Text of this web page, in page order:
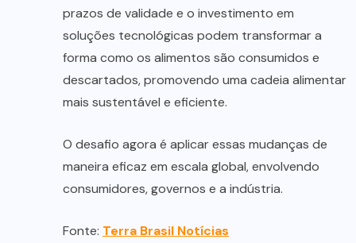
prazos de validade e o investimento em
soluções tecnológicas podem transformar a
forma como os alimentos são consumidos e
descartados, promovendo uma cadeia alimentar
mais sustentável e eficiente.
O desafio agora é aplicar essas mudanças de
maneira eficaz em escala global, envolvendo
consumidores, governos e a indústria.
Fonte: Terra Brasil Notícias